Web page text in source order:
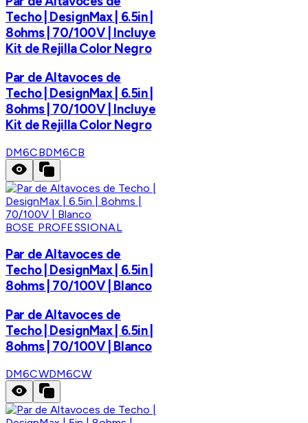
Techo | DesignMax | 6.5in |
8ohms | 70/100V | Incluye
Kit de Rejilla Color Negro
Par de Altavoces de
Techo | DesignMax | 6.5in |
8ohms | 70/100V | Incluye
Kit de Rejilla Color Negro
DM6CBDM6CB
BOSE PROFESSIONAL
Par de Altavoces de
Techo | DesignMax | 6.5in |
8ohms | 70/100V | Blanco
Par de Altavoces de
Techo | DesignMax | 6.5in |
8ohms | 70/100V | Blanco
DM6CWDM6CW